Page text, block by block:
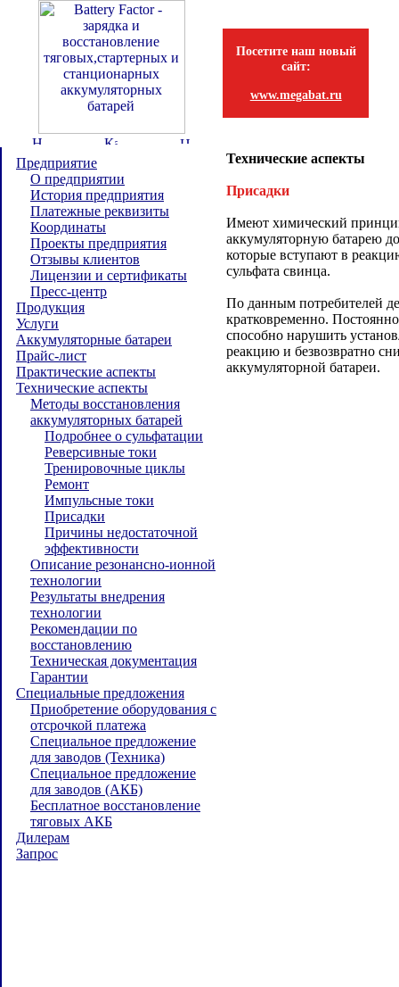
Посетите наш новый
сайт:
www.megabat.ru
Предприятие
О предприятии
История предприятия
Платежные реквизиты
Координаты
Проекты предприятия
Отзывы клиентов
Лицензии и сертификаты
Пресс-центр
Продукция
Услуги
Аккумуляторные батареи
Прайс-лист
Практические аспекты
Технические аспекты
Методы восстановления
аккумуляторных батарей
Подробнее о сульфатации
Реверсивные токи
Тренировочные циклы
Ремонт
Импульсные токи
Присадки
Причины недостаточной
эффективности
Описание резонансно-ионной
технологии
Результаты внедрения
технологии
Рекомендации по
восстановлению
Техническая документация
Гарантии
Специальные предложения
Приобретение оборудования с
отсрочкой платежа
Специальное предложение
для заводов (Техника)
Специальное предложение
для заводов (АКБ)
Бесплатное восстановление
тяговых АКБ
Дилерам
Запрос
Технические аспекты
Присадки
Имеют химический
аккумуляторную батарею
которые вступают в
сульфата свинца.
По данным потребителей
кратковременно.
способно нарушить
реакцию и безвозвратно
аккумуляторной батареи.